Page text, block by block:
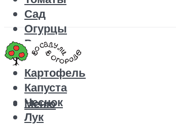
Сад
Огурцы
Рецепты
Перец
Картофель
Капуста
Чеснок
Лук
Меню